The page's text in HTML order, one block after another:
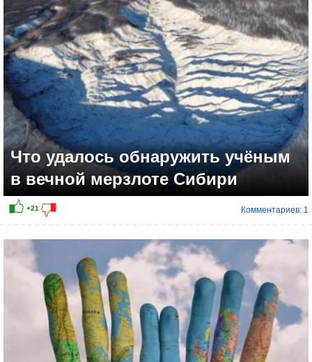
+10
Что удалось обнаружить учёным
в вечной мерзлоте Сибири
Комментариев: 1